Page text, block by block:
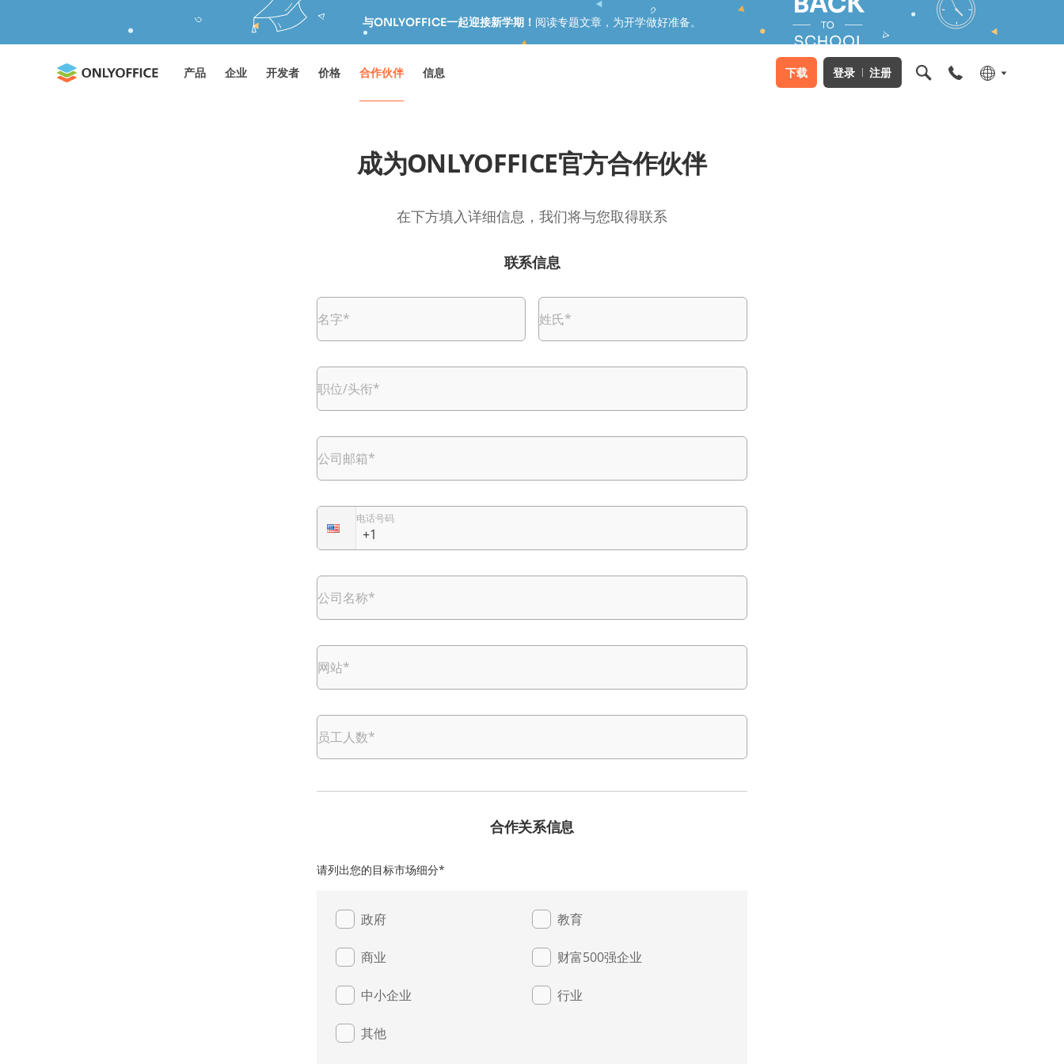
与ONLYOFFICE一起迎接新学期！ 阅读专题文章，为开学做好准备。
产品 企业 开发者 价格 合作伙伴 信息 下载 登录 注册
成为ONLYOFFICE官方合作伙伴
在下方填入详细信息，我们将与您取得联系
联系信息
名字* 姓氏*
职位/头衔*
公司邮箱*
电话号码
公司名称*
网站*
员工人数*
合作关系信息
请列出您的目标市场细分*
政府 教育
商业 财富500强企业
中小企业 行业
其他